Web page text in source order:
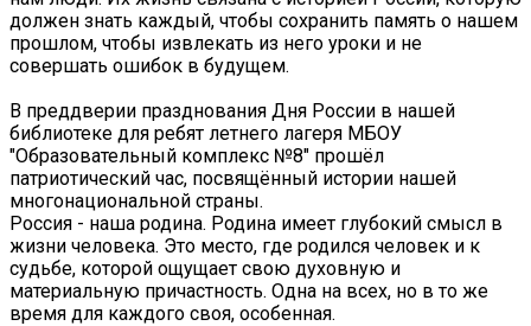
должен знать каждый, чтобы сохранить память о нашем
прошлом, чтобы извлекать из него уроки и не
совершать ошибок в будущем.
В преддверии празднования Дня России в нашей
библиотеке для ребят летнего лагеря МБОУ
"Образовательный комплекс №8" прошёл
патриотический час, посвящённый истории нашей
многонациональной страны.
Россия - наша родина. Родина имеет глубокий смысл в
жизни человека. Это место, где родился человек и к
судьбе, которой ощущает свою духовную и
материальную причастность. Одна на всех, но в то же
время для каждого своя, особенная.